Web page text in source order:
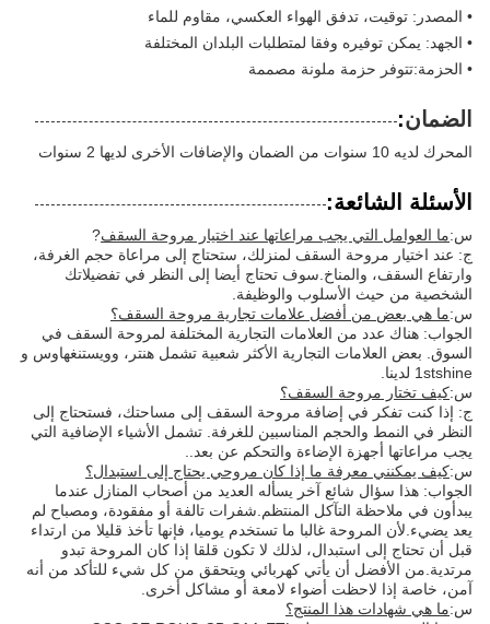
• المصدر: توقيت، تدفق الهواء العكسي، مقاوم للماء
• الجهد: يمكن توفيره وفقا لمتطلبات البلدان المختلفة
• الحزمة:تتوفر حزمة ملونة مصممة
الضمان:
المحرك لديه 10 سنوات من الضمان والإضافات الأخرى لديها 2 سنوات
الأسئلة الشائعة:
س: ما العوامل التي يجب مراعاتها عند اختيار مروحة السقف ?
ج: عند اختيار مروحة السقف لمنزلك، ستحتاج إلى مراعاة حجم الغرفة،
وارتفاع السقف، والمناخ.سوف تحتاج أيضا إلى النظر في تفضيلاتك
الشخصية من حيث الأسلوب والوظيفة.
س: ما هي بعض من أفضل علامات تجارية مروحة السقف؟
الجواب: هناك عدد من العلامات التجارية المختلفة لمروحة السقف في
السوق. بعض العلامات التجارية الأكثر شعبية تشمل هنتر، وويستنغهاوس و
1stshine لدينا.
س: كيف تختار مروحة السقف؟
ج: إذا كنت تفكر في إضافة مروحة السقف إلى مساحتك، فستحتاج إلى
النظر في النمط والحجم المناسبين للغرفة. تشمل الأشياء الإضافية التي
يجب مراعاتها أجهزة الإضاءة والتحكم عن بعد..
س: كيف يمكنني معرفة ما إذا كان مروحي يحتاج إلى استبدال؟
الجواب: هذا سؤال شائع آخر يسأله العديد من أصحاب المنازل عندما
يبدأون في ملاحظة التآكل المنتظم.شفرات تالفة أو مفقودة، ومصباح لم
يعد يضيء.لأن المروحة غالبا ما تستخدم يوميا، فإنها تأخذ قليلا من ارتداء
قبل أن تحتاج إلى استبدال، لذلك لا تكون قلقا إذا كان المروحة تبدو
مرتدية.من الأفضل أن يأتي كهربائي ويتحقق من كل شيء للتأكد من أنه
آمن، خاصة إذا لاحظت أضواء لامعة أو مشاكل أخرى.
س: ما هي شهادات هذا المنتج؟